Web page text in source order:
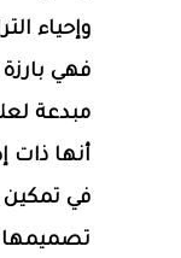
وإحياء
فهي
مبدعة
أنها ذات
في تمكين
تصميمها